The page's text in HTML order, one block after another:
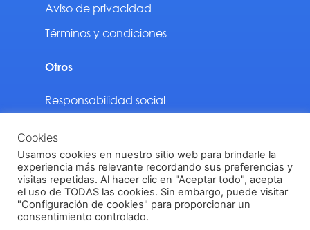
Aviso de privacidad
Términos y condiciones
Otros
Responsabilidad social
Descargas
Vinilit Todos los derechos reservados © 2024
Cookies
Usamos cookies en nuestro sitio web para brindarle la
experiencia más relevante recordando sus preferencias y
visitas repetidas. Al hacer clic en "Aceptar todo", acepta
el uso de TODAS las cookies. Sin embargo, puede visitar
"Configuración de cookies" para proporcionar un
consentimiento controlado.